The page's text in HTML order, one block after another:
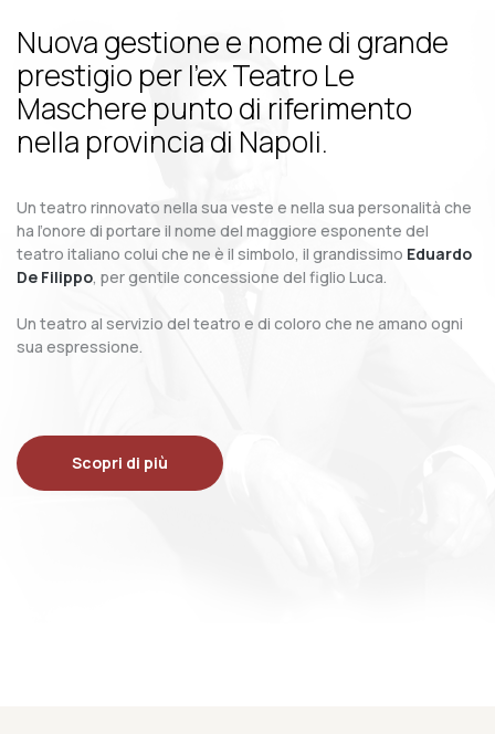
Nuova gestione e nome di grande
prestigio per l’ex Teatro Le
Maschere punto di riferimento
nella provincia di Napoli.
Un teatro rinnovato nella sua veste e nella sua personalità che
ha l’onore di portare il nome del maggiore esponente del
teatro italiano colui che ne è il simbolo, il grandissimo Eduardo
De Filippo, per gentile concessione del figlio Luca.
Un teatro al servizio del teatro e di coloro che ne amano ogni
sua espressione.
Scopri di più